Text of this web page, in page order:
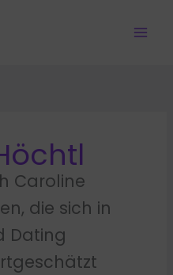
Caroline
die sich in
Dating